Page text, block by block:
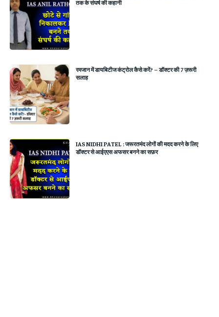
तक के संघर्ष की कहानी
रमजान में डायबिटीज कंट्रोल कैसे करें? – डॉक्टर की 7 ज़रूरी
सलाह
IAS NIDHI PATEL : जरूरतमंद लोगों की मदद करने के लिए
डॉक्टर से आईएएस अफसर बनने का सफ़र